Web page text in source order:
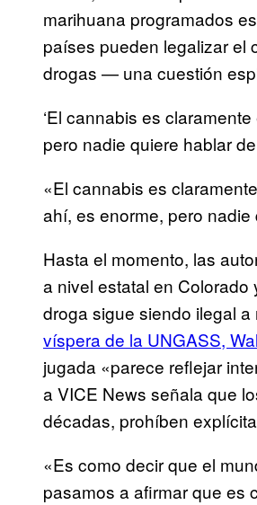
marihuana programados
países pueden legalizar el
drogas — una cuestión
‘El cannabis es
pero nadie quiere hablar de
«El cannabis es
ahí, es enorme, pero
Hasta el momento, las
a nivel estatal en
droga sigue siendo ilegal
víspera de la UNGASS,
jugada «parece reflejar
a VICE News señala que
décadas, prohíben
«Es como decir que el
pasamos a afirmar que es